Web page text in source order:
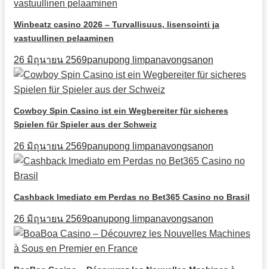
Winbeatz casino 2026 – Turvallisuus, lisensointi ja
vastuullinen pelaaminen
26 มิถุนายน 2569panupong limpanavongsanon
Cowboy Spin Casino ist ein Wegbereiter für sicheres
Spielen für Spieler aus der Schweiz
26 มิถุนายน 2569panupong limpanavongsanon
Cashback Imediato em Perdas no Bet365 Casino no Brasil
26 มิถุนายน 2569panupong limpanavongsanon